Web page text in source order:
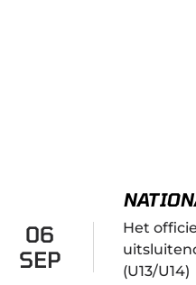
06
SEP
Het
(U13/U14)